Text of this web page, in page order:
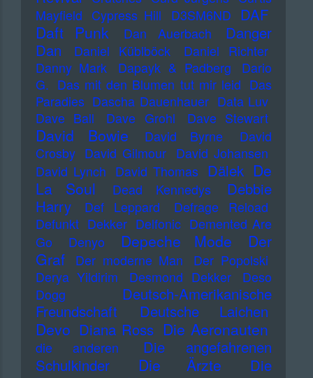
Mayfield Cypress Hill D3SM6ND DAF
Daft Punk Dan Auerbach
Danger
Dan
Daniel Küblböck
Daniel Richter
Danny Mark
Dapayk & Padberg
Dario
G. Das mit den Blumen tut mir leid Das
Paradies Dascha Dauenhauer Data Luv
Dave Ball
Dave Grohl Dave Stewart
David Bowie David Byrne
David
Crosby David Gilmour David Johansen
David Lynch David Thomas Dälek De
La Soul
Dead Kennedys
Debbie
Harry
Def Leppard
Defrage Reload
Defunkt Dekker Delfonic Demented Are
Go
Denyo Depeche Mode
Der
Graf
Der moderne Man
Der Popolski
Derya Yildirim
Desmond Dekker
Deso
Dogg
Deutsch-Amerikanische
Freundschaft
Deutsche Laichen
Devo Diana Ross Die Aeronauten
die anderen
Die angefahrenen
Schulkinder
Die Ärzte
Die